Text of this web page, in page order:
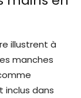
illustrent à
manches
inclus dans